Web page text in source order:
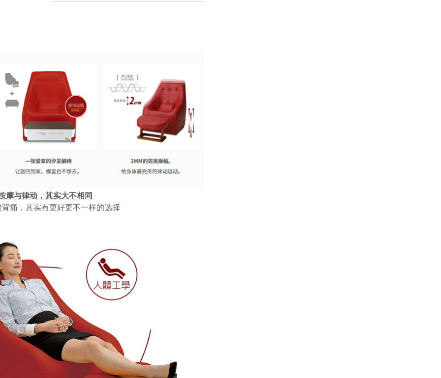
摩与律动，其实大不相同
痛，其实有更好更不一样的选择